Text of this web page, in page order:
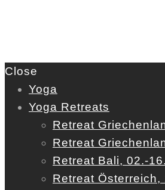
Close
Yoga
Yoga Retreats
Retreat
Retreat
Retreat Bali, 02.-
Retreat Österreich,